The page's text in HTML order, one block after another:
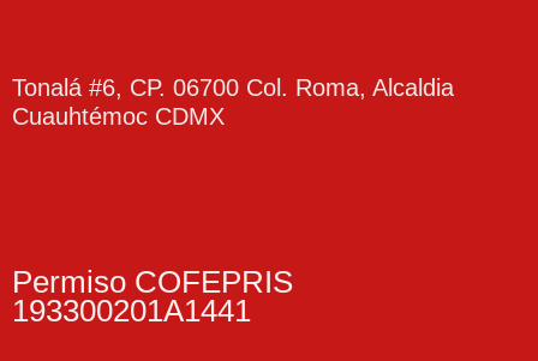
Tonalá #6, CP. 06700 Col. Roma, Alcaldia
Cuauhtémoc CDMX
Permiso COFEPRIS
193300201A1441